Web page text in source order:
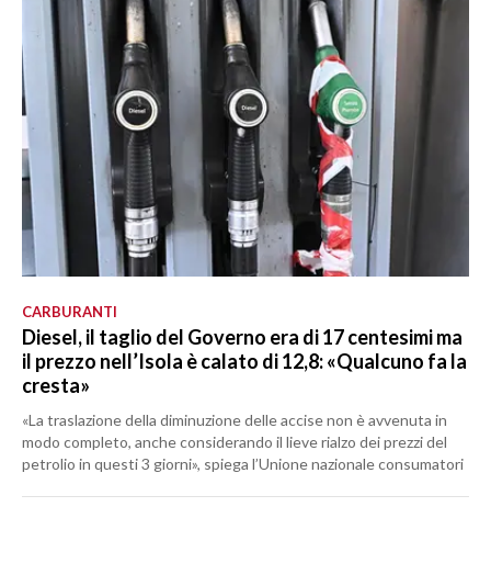
CARBURANTI
Diesel, il taglio del Governo era di 17 centesimi ma
il prezzo nell’Isola è calato di 12,8: «Qualcuno fa la
cresta»
«La traslazione della diminuzione delle accise non è avvenuta in
modo completo, anche considerando il lieve rialzo dei prezzi del
petrolio in questi 3 giorni», spiega l’Unione nazionale consumatori